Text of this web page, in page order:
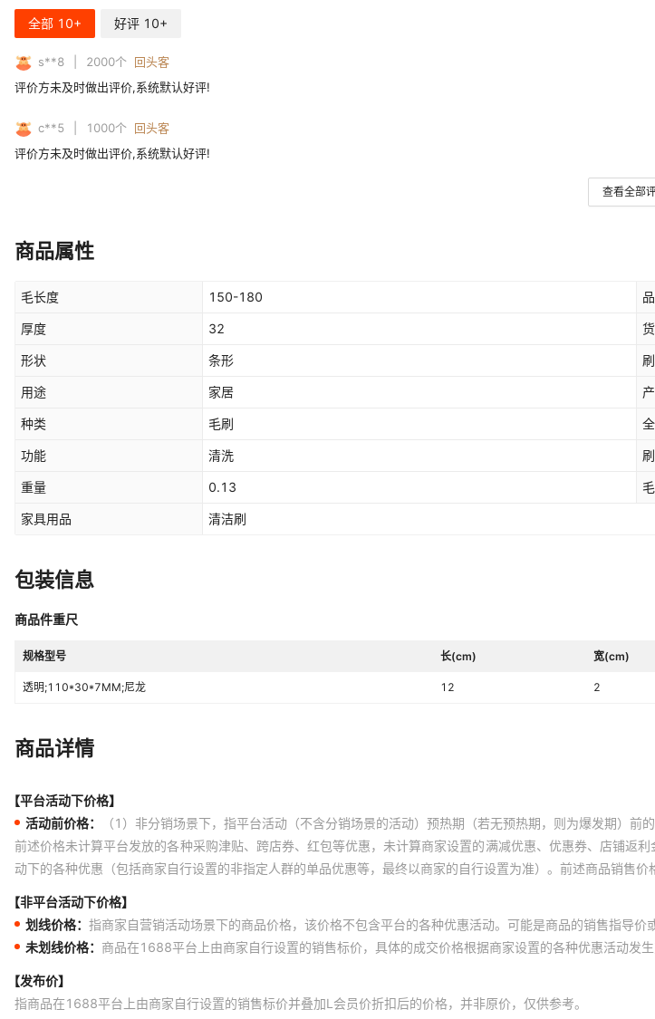
全部 10+ 好评 10+
s**8 2000个 回头客
评价方未及时做出评价,系统默认好评!
c**5 1000个 回头客
评价方未及时做出评价,系统默认好评!
查看全部
商品属性
毛长度 150-180
厚度 32
形状 条形
用途 家居
种类 毛刷
功能 清洗
重量 0.13
家具用品 清洁刷
包装信息
商品件重尺
规格型号 长(cm) 宽(cm)
透明;110*30*7MM;尼龙 12 2
商品详情
【平台活动下价格】
活动前价格：
（1）非分销场景下，指平台活动（不含分销场景的活动）预热期（若无预热期，则为爆发期）
前述价格未计算平台发放的各种采购津贴、跨店券、红包等优惠，未计算商家设置的满减优惠、优惠券、店铺
动下的各种优惠（包括商家自行设置的非指定人群的单品优惠等，最终以商家的自行设置为准）。前述商品销售
【非平台活动下价格】
划线价格： 指商家自营销活动场景下的商品价格，该价格不包含平台的各种优惠活动。可能是商品的销售指导价
未划线价格： 商品在1688平台上由商家自行设置的销售标价，具体的成交价格根据商家设置的各种优惠活动发生
【发布价】
指商品在1688平台上由商家自行设置的销售标价并叠加L会员价折扣后的价格，并非原价，仅供参考。